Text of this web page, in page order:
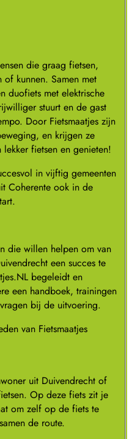
die graag fietsen,
kunnen. Samen met
duofiets met elektrische
stuurt en de gast
Door Fietsmaatjes zijn
en krijgen ze
fietsen en genieten!
in vijftig gemeenten
Coherente ook in de
die willen helpen om van
een succes te
begeleidt en
een handboek, trainingen
bij de uitvoering.
van Fietsmaatjes
uit Duivendrecht of
Op deze fiets zit je
om zelf op de fiets te
de route.